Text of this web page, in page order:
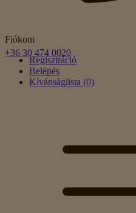
Fiókom
Regisztráció
Belépés
Kívánságlista (0)
+36 30 474 0020